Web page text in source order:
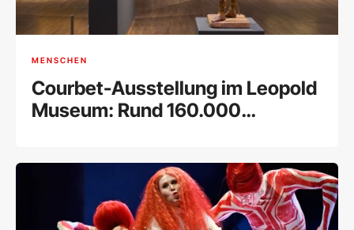
MENSCHEN
Courbet-Ausstellung im Leopold
Museum: Rund 160.000